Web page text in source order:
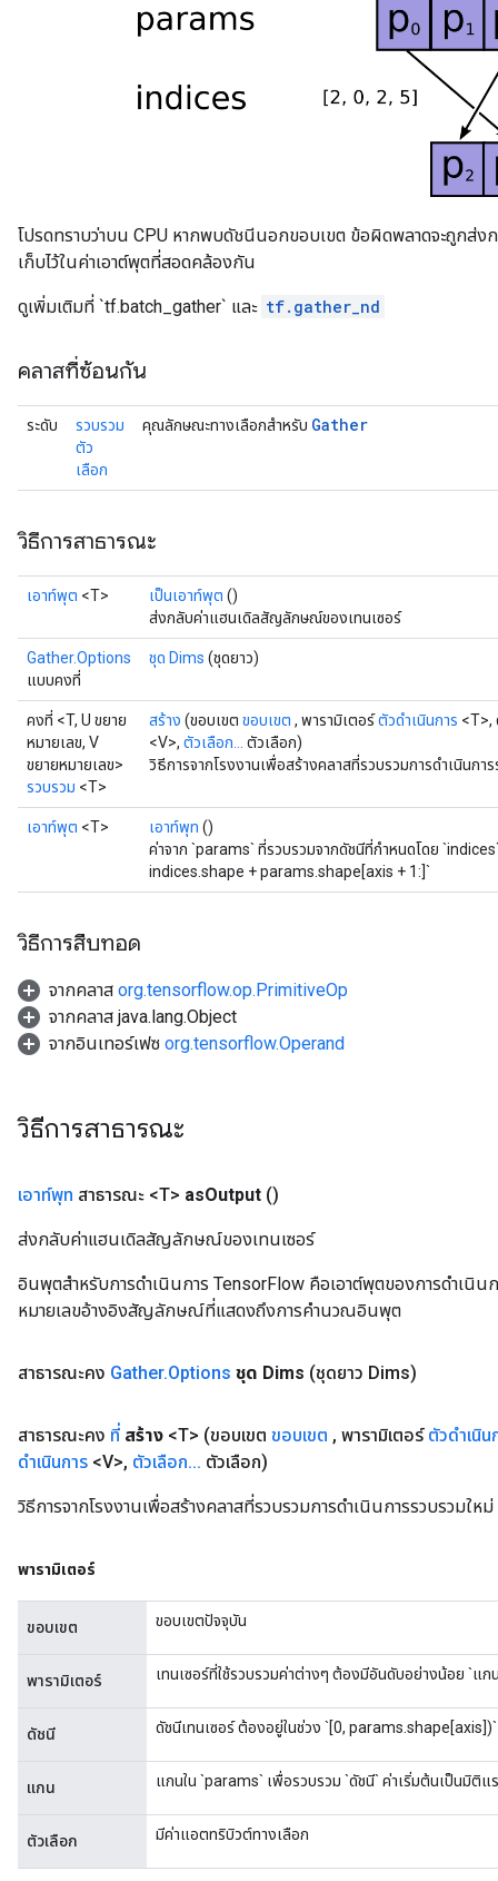
โปรดทราบว่าบน CPU หากพบดัชนีนอกขอบเขต ข้อผิดพลาดจะถูกส่
เก็บไว้ในค่าเอาต์พุตที่สอดคล้องกัน
ดูเพิ่มเติมที่ `tf.batch_gather` และ tf.gather_nd
คลาสที่ซ้อนกัน
ระดับ
รวบรวม
ตัว
เลือก
คุณลักษณะทางเลือกสำหรับ Gather
วิธีการสาธารณะ
เอาท์พุต <T> เป็นเอาท์พุต ()
ส่งกลับค่าแฮนเดิลสัญลักษณ์ของเทนเซอร์
Gather.Options
แบบคงที่
ชุด Dims (ชุดยาว)
คงที่ <T, U ขยาย
หมายเลข, V
ขยายหมายเลข>
รวบรวม <T>
สร้าง (ขอบเขต ขอบเขต , พารามิเตอร์ตัวดำเนินการ <T>,
<V>, ตัวเลือก...
ตัวเลือก)
วิธีการจากโรงงานเพื่อสร้างคลาสที่รวบรวมการดำเนินการ
เอาท์พุต <T> เอาท์พุท ()
ค่าจาก `params` ที่รวบรวมจากดัชนีที่กำหนดโดย
indices.shape + params.shape[axis + 1:]`
วิธีการสืบทอด
จากคลาส org.tensorflow.op.PrimitiveOp
จากคลาส java.lang.Object
จากอินเทอร์เฟซ org.tensorflow.Operand
วิธีการสาธารณะ
เอาท์พุท สาธารณะ <T> asOutput ()
ส่งกลับค่าแฮนเดิลสัญลักษณ์ของเทนเซอร์
อินพุตสำหรับการดำเนินการ TensorFlow คือเอาต์พุตของการดำเนิน
หมายเลขอ้างอิงสัญลักษณ์ที่แสดงถึงการคำนวณอินพุต
สาธารณะคง Gather.Options ชุด Dims (ชุดยาว Dims)
สาธารณะคง ที่ สร้าง <T> (ขอบเขต ขอบเขต , พารามิเตอร์ ตัวดำเนิน
ดำเนินการ <V>, ตัวเลือก... ตัวเลือก)
วิธีการจากโรงงานเพื่อสร้างคลาสที่รวบรวมการดำเนินการรวบรวมใหม่
พารามิเตอร์
ขอบเขต ขอบเขตปัจจุบัน
พารามิเตอร์ เทนเซอร์ที่ใช้รวบรวมค่าต่างๆ ต้องมีอันดับอย่างน้อย `แก
ดัชนี ดัชนีเทนเซอร์ ต้องอยู่ในช่วง `[0, params.shape[axis])`
แกน แกนใน `params` เพื่อรวบรวม `ดัชนี` ค่าเริ่มต้นเป็นมิติแ
ตัวเลือก มีค่าแอตทริบิวต์ทางเลือก